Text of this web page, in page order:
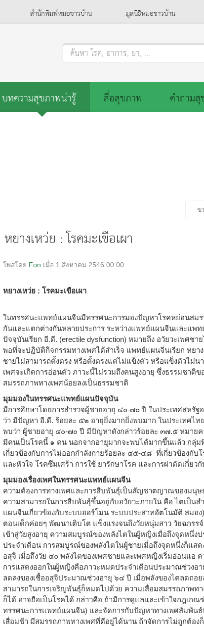
สำนักพิมพ์หมอชาวบ้าน มูลนิธิหมอชาวบ้าน
ค้นหา โรค, อาการ, ยา, ...
บทความสุขภาพน่ารู้ สื่อสุขภาพ
คำถาม
ข
หยางเหว่ย : โรคมะเขือเผา
โพสโดย Fon เมื่อ 1 สิงหาคม 2546 00:00
หยางเหว่ย : โรคมะเขือเผา
ในทรรศนะแพทย์แผนจีนมีทรรศนะการมองปัญหาโรคหย่อนสมร
กันและแตกต่างกันหลายประการ ระหว่างแพทย์แผนจีนและแพ
ปัจจุบันเรียก อี.ดี. (erectile dysfunction) หมายถึง อวัยวะเพศช
พอที่จะปฏิบัติกิจกรรมทางเพศได้สำเร็จ แพทย์แผนจีนเรียก หยา
ชายไม่สามารถตั้งตรง หรือตั้งตรงแต่ไม่แข็งตัว หรือแข็งตัวไม่
เพศจะเกิดการอ่อนตัว ภาวะนี้ไม่รวมถึงคนสูงอายุ ซึ่งธรรมชาติข
สมรรถภาพทางเพศน้อยลงเป็นธรรมชาติ
มุมมองในทรรศนะแพทย์แผนปัจจุบัน
มีการศึกษาโดยการสำรวจผู้ชายอายุ ๔๐-๗๐ ปี ในประเทศสหรั
ว่า มีปัญหา อี.ดี. ร้อยละ ๕๒ อายุยิ่งมากยิ่งพบมาก ในประเทศไ
พบว่า ผู้ชายอายุ ๔๐-๗๐ ปี มีปัญหาดังกล่าวร้อยละ ๓๗.๕ หมาย
มีคนเป็นโรคนี้ ๑ คน นอกจากอายุมากจะพบได้มากขึ้นแล้ว กลุ่ม
เกี่ยวข้องกับการไม่ออกกำลังกายร้อยละ ๔๕-๔๘ ที่เกี่ยวข้องกับ
และหัวใจ โรคซึมเศร้า การใช้ ยารักษาโรค และการผ่าตัดเกี่ยว
มุมมองเรื่องเพศในทรรศนะแพทย์แผนจีน
ความต้องการทางเพศและการสืบพันธุ์เป็นสัญชาตญาณของมนุษ
ความสามารถในการสืบพันธุ์ขึ้นอยู่กับอวัยวะภายใน คือ ไตเป็น
แผนจีนเกี่ยวข้องกับระบบฮอร์โมน ระบบประสาทอัตโนมัติ สมอง
ตอนเด็กค่อยๆ พัฒนาเติบโต แข็งแรงจนถึงวัยหนุ่มสาว วัยฉกรร
เข้าสู่วัยสูงอายุ ความสมบูรณ์ของพลังไตในผู้หญิงเมื่อถึงจุดหนึ่ง
ประจำเดือน การสมบูรณ์ของพลังไตในผู้ชายเมื่อถึงจุดหนึ่งก็แส
อสุจิ เมื่อถึงวัย ๔๐ พลังไตของเพศชายและเพศหญิงเริ่มอ่อนแอ ค
การแสดงออกในผู้หญิงคือภาวะหมดประจำเดือนประมาณช่วง
ลดลงของเชื้ออสุจิประมาณช่วงอายุ ๖๔ ปี เมื่อพลังของไตลดถอ
สามารถในการเจริญพันธุ์ก็หมดไปด้วย ความเสื่อมสมรรถภาพท
ก็ได้ อาจถือเป็นโรคได้ กล่าวคือ ถ้ามีการดูแลและเข้าใจกฎเกณ
ทรรศนะการแพทย์แผนจีน) และจัดการกับปัญหาทางเพศสัมพันธ์
เสื่อมช้า มีสมรรถภาพทางเพศที่ดีอยู่ได้นาน ถ้าจัดการไม่ถูกต้อง